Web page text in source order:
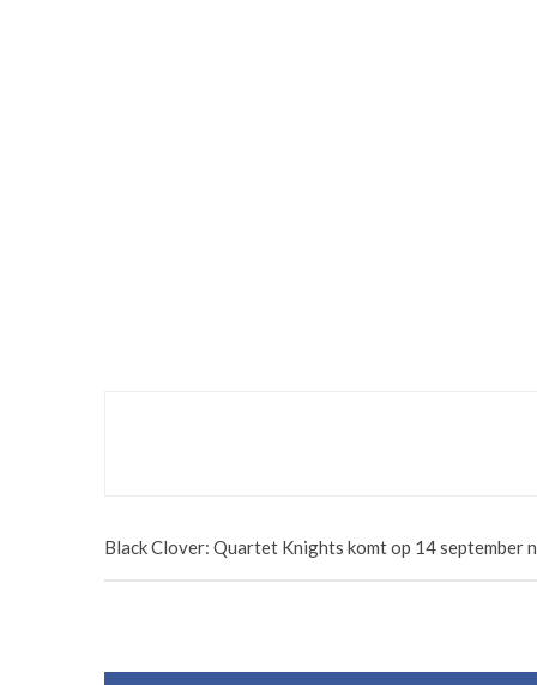
Black Clover: Quartet Knights komt op 14 september